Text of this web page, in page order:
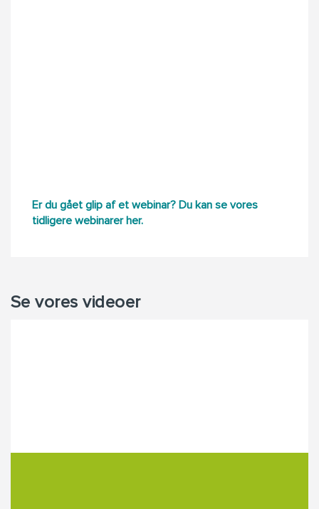
Er du gået glip af et webinar? Du kan se vores
tidligere webinarer her.
Se vores videoer